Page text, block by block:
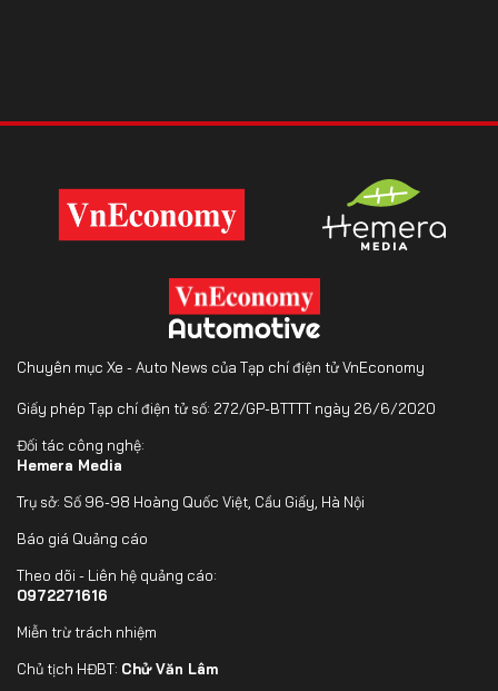
Chuyên mục Xe - Auto News của Tạp chí điện tử VnEconomy
Giấy phép Tạp chí điện tử số: 272/GP-BTTTT ngày 26/6/2020
Đối tác công nghệ:
Hemera Media
Trụ sở: Số 96-98 Hoàng Quốc Việt, Cầu Giấy, Hà Nội
Báo giá Quảng cáo
Theo dõi - Liên hệ quảng cáo:
0972271616
Miễn trừ trách nhiệm
Chủ tịch HĐBT: Chử Văn Lâm